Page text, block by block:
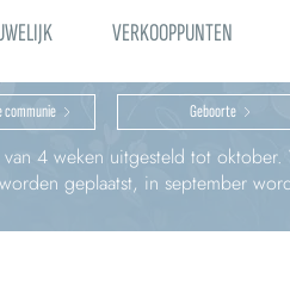
VERKOOPPUNTEN
communie Geboorte
4 weken uitgesteld tot oktober.
geplaatst, in september